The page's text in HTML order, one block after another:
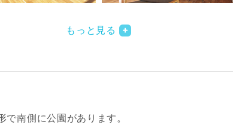
もっと見る
南側に公園があります。